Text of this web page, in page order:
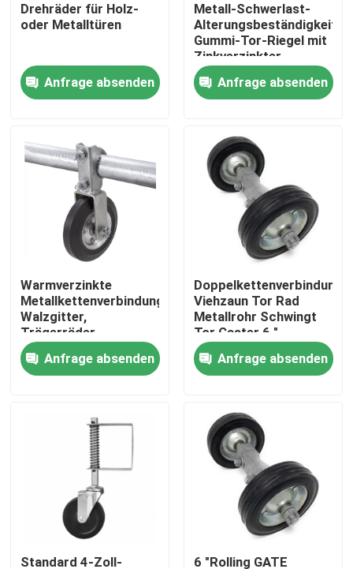
Produkte
Videos
Über uns
Fabrik Tour
Qualitätskontrolle
Referenzen
Teile für Metallhardware
Aufbewahrungsorganisierer für zu Hause
Drehräder für Holz-
oder Metalltüren
Anfrage absenden
Metall-Schwerlast-
Alterungsbeständigkeit
Gummi-Tor-Riegel mit
Zinkverzinkter
Konstruktion
Anfrage absenden
Warmverzinkte
Metallkettenverbindungszaun,
Walzgitter,
Trägerräder
Anfrage absenden
Doppelkettenverbindung
Viehzaun Tor Rad
Metallrohr Schwingt
Tor Caster 6 "
Anfrage absenden
Standard 4-Zoll- 6 "Rolling GATE